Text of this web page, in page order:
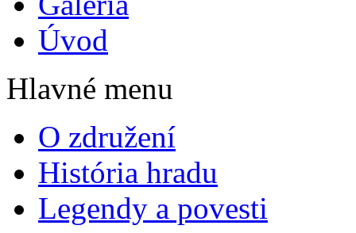
Úvod
Hlavné menu
O združení
História hradu
Legendy a povesti